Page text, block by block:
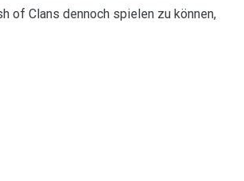
of Clans dennoch spielen zu können,